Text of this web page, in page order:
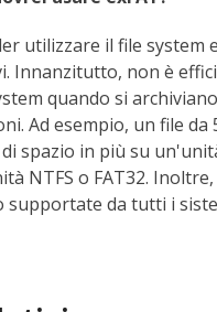
utilizzare il file system
Innanzitutto, non è
quando si
Ad esempio, un file da
spazio in più su
NTFS o FAT32.
supportate da tutti i